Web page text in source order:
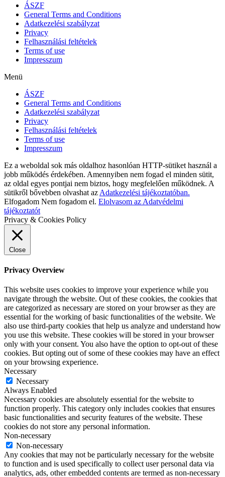
ÁSZF
General Terms and Conditions
Adatkezelési szabályzat
Privacy
Felhasználási feltételek
Terms of use
Impresszum
Menü
ÁSZF
General Terms and Conditions
Adatkezelési szabályzat
Privacy
Felhasználási feltételek
Terms of use
Impresszum
Ez a weboldal sok más oldalhoz hasonlóan HTTP-sütiket használ a
jobb működés érdekében. Amennyiben nem fogad el minden sütit,
az oldal egyes pontjai nem biztos, hogy megfelelően működnek. A
sütikről bővebben olvashat az Adatkezelési tájékoztatóban.
Elfogadom Nem fogadom el. Elolvasom az Adatvédelmi
tájékoztatót
Privacy & Cookies Policy
Close
Privacy Overview
This website uses cookies to improve your experience while you
navigate through the website. Out of these cookies, the cookies that
are categorized as necessary are stored on your browser as they are
essential for the working of basic functionalities of the website. We
also use third-party cookies that help us analyze and understand how
you use this website. These cookies will be stored in your browser
only with your consent. You also have the option to opt-out of these
cookies. But opting out of some of these cookies may have an effect
on your browsing experience.
Necessary
Necessary
Always Enabled
Necessary cookies are absolutely essential for the website to
function properly. This category only includes cookies that ensures
basic functionalities and security features of the website. These
cookies do not store any personal information.
Non-necessary
Non-necessary
Any cookies that may not be particularly necessary for the website
to function and is used specifically to collect user personal data via
analytics, ads, other embedded contents are termed as non-necessary